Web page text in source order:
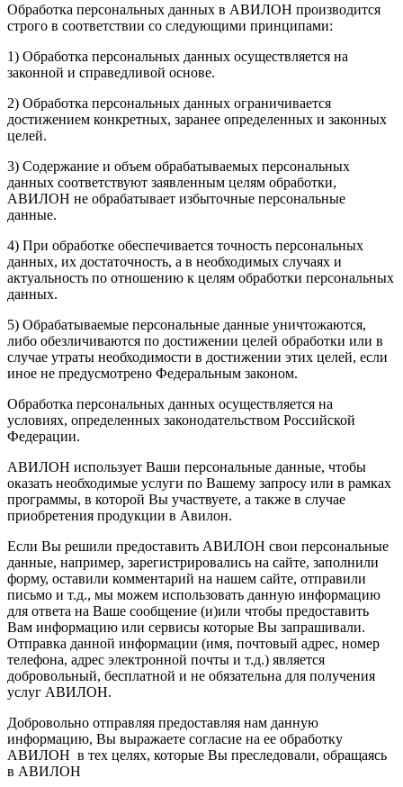
Обработка персональных данных в АВИЛОН производится
строго в соответствии со следующими принципами:
1) Обработка персональных данных осуществляется на
законной и справедливой основе.
2) Обработка персональных данных ограничивается
достижением конкретных, заранее определенных и законных
целей.
3) Содержание и объем обрабатываемых персональных
данных соответствуют заявленным целям обработки,
АВИЛОН не обрабатывает избыточные персональные
данные.
4) При обработке обеспечивается точность персональных
данных, их достаточность, а в необходимых случаях и
актуальность по отношению к целям обработки персональных
данных.
5) Обрабатываемые персональные данные уничтожаются,
либо обезличиваются по достижении целей обработки или в
случае утраты необходимости в достижении этих целей, если
иное не предусмотрено Федеральным законом.
Обработка персональных данных осуществляется на
условиях, определенных законодательством Российской
Федерации.
АВИЛОН использует Ваши персональные данные, чтобы
оказать необходимые услуги по Вашему запросу или в рамках
программы, в которой Вы участвуете, а также в случае
приобретения продукции в Авилон.
Если Вы решили предоставить АВИЛОН свои персональные
данные, например, зарегистрировались на сайте, заполнили
форму, оставили комментарий на нашем сайте, отправили
письмо и т.д., мы можем использовать данную информацию
для ответа на Ваше сообщение (и)или чтобы предоставить
Вам информацию или сервисы которые Вы запрашивали.
Отправка данной информации (имя, почтовый адрес, номер
телефона, адрес электронной почты и т.д.) является
добровольный, бесплатной и не обязательна для получения
услуг АВИЛОН.
Добровольно отправляя предоставляя нам данную
информацию, Вы выражаете согласие на ее обработку
АВИЛОН в тех целях, которые Вы преследовали, обращаясь
в АВИЛОН